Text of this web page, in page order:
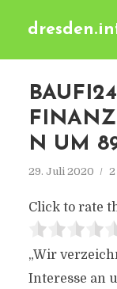
N UM
29. Juli 2020
Click to rate
„Wir
Interesse an